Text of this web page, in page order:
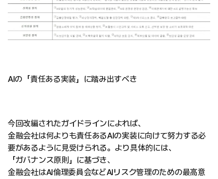
AIの「責任ある実装」に踏み出すべき
今回改編されたガイドラインによれば、
金融会社は何よりも責任あるAIの実装に向けて努力する必
要があるように見受けられる。より具体的には、
「ガバナンス原則」に基づき、
金融会社はAI倫理委員会などAIリスク管理のための最高意